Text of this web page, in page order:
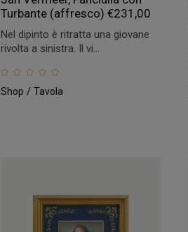
Turbante (affresco) €231,00
Nel dipinto è ritratta una giovane
rivolta a sinistra. Il vi...
Shop Tavola